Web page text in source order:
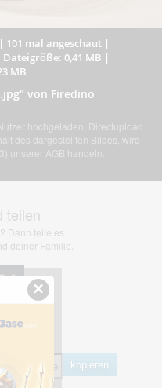
| 101 mal angeschaut |
Dateigröße: 0,41 MB |
MB
von Firedino
hochgeladen. Directupload
des dargestellten Bildes, wird
unserer AGB handeln.
teilen
Dann teile es
deiner Familie.
kopieren
×